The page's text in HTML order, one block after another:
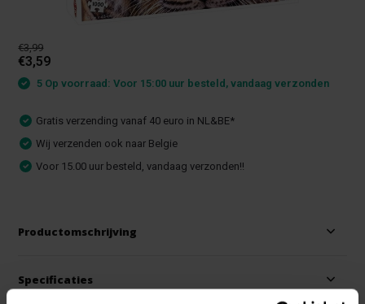
€3,99
€3,59
5 Op voorraad: Voor 15:00 uur besteld, vandaag verzonden
Gratis verzending vanaf 40 euro in NL&BE*
Wij verzenden ook naar Belgie
Voor 15.00 uur besteld, vandaag verzonden!!
Productomschrijving
Specificaties